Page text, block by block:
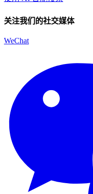
关注我们的社交媒体
WeChat